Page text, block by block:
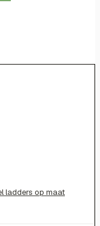
ladders op maat